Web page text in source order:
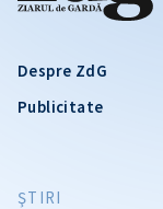
Despre ZdG
Publicitate
ŞTIRI